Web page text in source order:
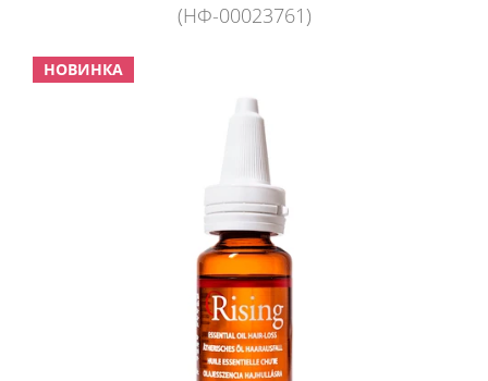
(НФ-00023761)
НОВИНКА